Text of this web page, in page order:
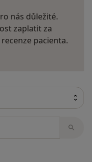
nás důležité.
zaplatit za
pacienta.